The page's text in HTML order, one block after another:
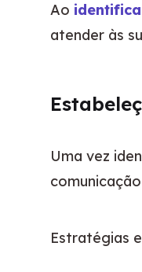
Ao
atender às
Uma vez
Estratégias